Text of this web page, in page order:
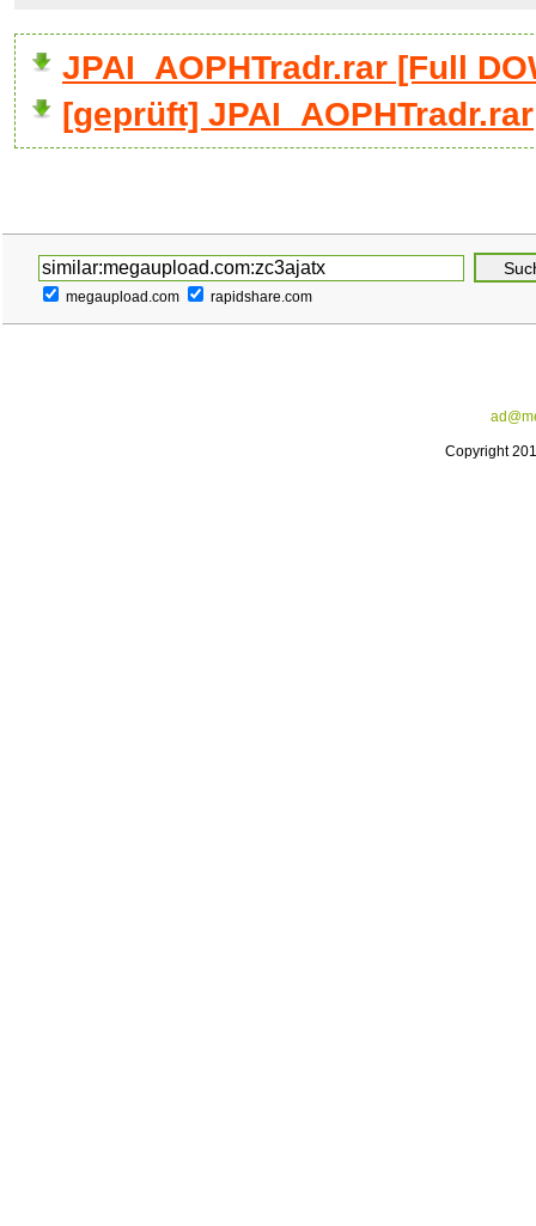
JPAI_AOPHTradr.rar [Full
[geprüft] JPAI_AOPHTradr.rar
megaupload.com rapidshare.com
Copyright